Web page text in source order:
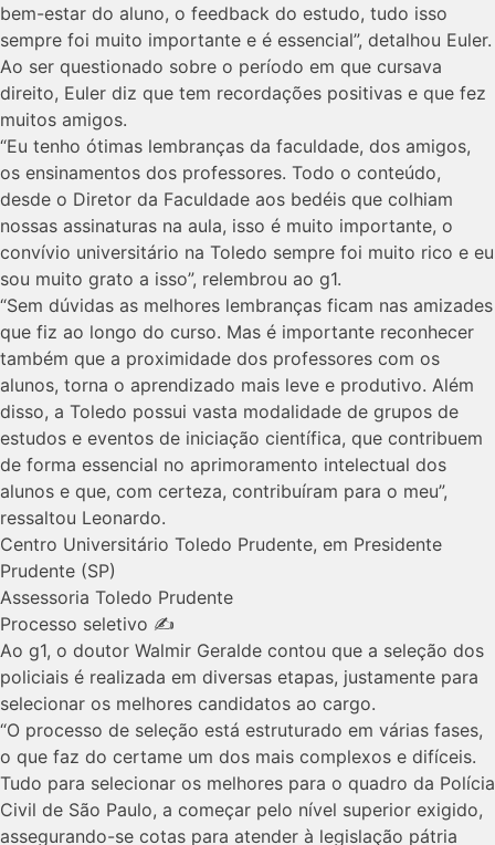
bem-estar do aluno, o feedback do estudo, tudo isso
sempre foi muito importante e é essencial”, detalhou Euler.
Ao ser questionado sobre o período em que cursava
direito, Euler diz que tem recordações positivas e que fez
muitos amigos.
“Eu tenho ótimas lembranças da faculdade, dos amigos,
os ensinamentos dos professores. Todo o conteúdo,
desde o Diretor da Faculdade aos bedéis que colhiam
nossas assinaturas na aula, isso é muito importante, o
convívio universitário na Toledo sempre foi muito rico e eu
sou muito grato a isso”, relembrou ao g1.
“Sem dúvidas as melhores lembranças ficam nas amizades
que fiz ao longo do curso. Mas é importante reconhecer
também que a proximidade dos professores com os
alunos, torna o aprendizado mais leve e produtivo. Além
disso, a Toledo possui vasta modalidade de grupos de
estudos e eventos de iniciação científica, que contribuem
de forma essencial no aprimoramento intelectual dos
alunos e que, com certeza, contribuíram para o meu”,
ressaltou Leonardo.
Centro Universitário Toledo Prudente, em Presidente
Prudente (SP)
Assessoria Toledo Prudente
Processo seletivo ✍
Ao g1, o doutor Walmir Geralde contou que a seleção dos
policiais é realizada em diversas etapas, justamente para
selecionar os melhores candidatos ao cargo.
“O processo de seleção está estruturado em várias fases,
o que faz do certame um dos mais complexos e difíceis.
Tudo para selecionar os melhores para o quadro da Polícia
Civil de São Paulo, a começar pelo nível superior exigido,
assegurando-se cotas para atender à legislação pátria